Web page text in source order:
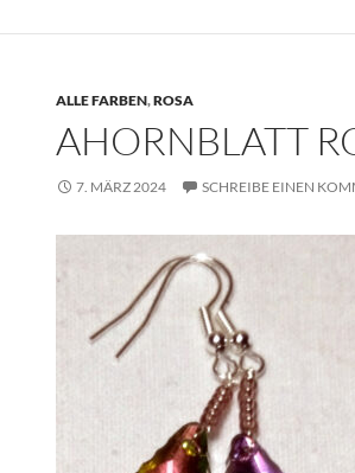
ALLE FARBEN,ROSA
AHORNBLATT
7. MÄRZ 2024 SCHREIBE EINEN